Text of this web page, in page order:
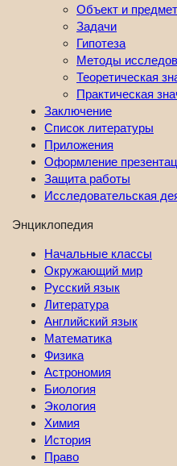
Объект и
Задачи
Гипотеза
Методы
Теоретическая
Практическая
Заключение
Список литературы
Приложения
Оформление
Защита работы
Исследовательская
Энциклопедия
Начальные классы
Окружающий мир
Русский язык
Литература
Английский язык
Математика
Физика
Астрономия
Биология
Экология
Химия
История
Право